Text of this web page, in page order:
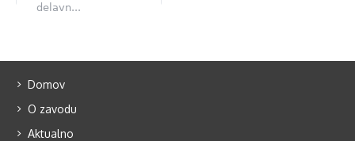
delavn...
Domov
O zavodu
Aktualno